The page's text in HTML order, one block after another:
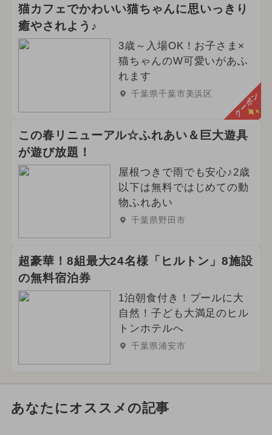
猫カフェでかわいい猫ちゃんに思いっきり
癒やされよう♪
3歳～入場OK！お子さま×
猫ちゃんのW可愛いがあふ
れます
千葉県千葉市美浜区 クーポン
この春リニューアル☆ふれあい＆巨大遊具
が遊び放題！
屋根つきで雨でも安心♪2歳
以下は無料ではじめての動
物ふれあい
千葉県野田市
超豪華！8組最大24名様「ヒルトン」8施設
の無料宿泊券
1泊朝食付き！プールに大
自然！子ども大満足のヒル
トンホテルへ
千葉県浦安市
あなたにオススメの記事